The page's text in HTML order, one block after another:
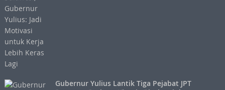
Gubernur Yulius Lantik Tiga Pejabat JPT